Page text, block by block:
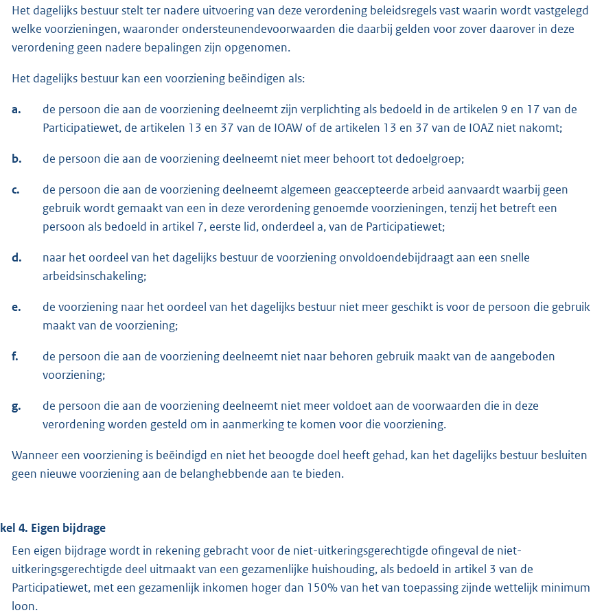
Het dagelijks bestuur stelt ter nadere uitvoering van deze verordening beleidsregels vast waarin wordt vastgelegd
welke voorzieningen, waaronder ondersteunendevoorwaarden die daarbij gelden voor zover daarover in deze
verordening geen nadere bepalingen zijn opgenomen.
Het dagelijks bestuur kan een voorziening beëindigen als:
a.
de persoon die aan de voorziening deelneemt zijn verplichting als bedoeld in de artikelen 9 en 17 van de
Participatiewet, de artikelen 13 en 37 van de IOAW of de artikelen 13 en 37 van de IOAZ niet nakomt;
b. de persoon die aan de voorziening deelneemt niet meer behoort tot dedoelgroep;
c.
de persoon die aan de voorziening deelneemt algemeen geaccepteerde arbeid aanvaardt waarbij geen
gebruik wordt gemaakt van een in deze verordening genoemde voorzieningen, tenzij het betreft een
persoon als bedoeld in artikel 7, eerste lid, onderdeel a, van de Participatiewet;
d.
naar het oordeel van het dagelijks bestuur de voorziening onvoldoendebijdraagt aan een snelle
arbeidsinschakeling;
e.
de voorziening naar het oordeel van het dagelijks bestuur niet meer geschikt is voor de persoon die gebruik
maakt van de voorziening;
f.
de persoon die aan de voorziening deelneemt niet naar behoren gebruik maakt van de aangeboden
voorziening;
g.
de persoon die aan de voorziening deelneemt niet meer voldoet aan de voorwaarden die in deze
verordening worden gesteld om in aanmerking te komen voor die voorziening.
Wanneer een voorziening is beëindigd en niet het beoogde doel heeft gehad, kan het dagelijks bestuur besluiten
geen nieuwe voorziening aan de belanghebbende aan te bieden.
4. Eigen bijdrage
Een eigen bijdrage wordt in rekening gebracht voor de niet-uitkeringsgerechtigde ofingeval de niet-
uitkeringsgerechtigde deel uitmaakt van een gezamenlijke huishouding, als bedoeld in artikel 3 van de
Participatiewet, met een gezamenlijk inkomen hoger dan 150% van het van toepassing zijnde wettelijk minimum
loon.